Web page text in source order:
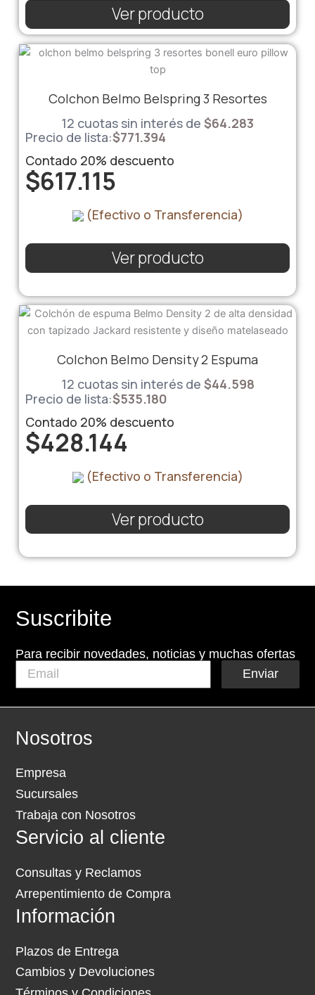
Ver producto
Colchon Belmo Belspring 3 Resortes
12 cuotas sin interés de $64.283
Precio de lista:$771.394
Contado 20% descuento
$617.115
(Efectivo o Transferencia)
Ver producto
Colchon Belmo Density 2 Espuma
12 cuotas sin interés de $44.598
Precio de lista:$535.180
Contado 20% descuento
$428.144
(Efectivo o Transferencia)
Ver producto
Suscribite
Para recibir novedades, noticias y muchas ofertas
Enviar
Nosotros
Empresa
Sucursales
Trabaja con Nosotros
Servicio al cliente
Consultas y Reclamos
Arrepentimiento de Compra
Información
Plazos de Entrega
Cambios y Devoluciones